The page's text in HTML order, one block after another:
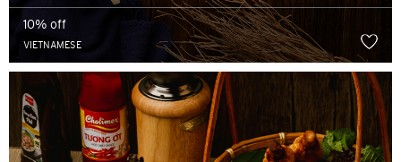
10% off
VIETNAMESE